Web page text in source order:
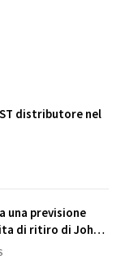
distributore nel
una previsione
di ritiro di John